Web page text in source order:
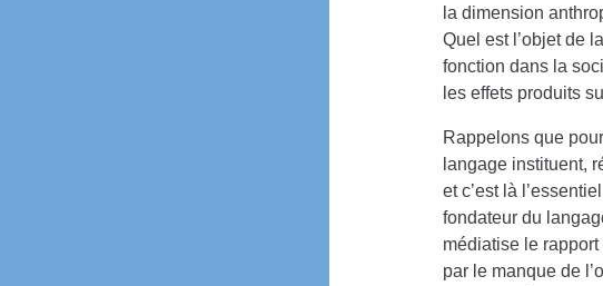
la dimension
Quel est l’objet de
fonction dans la
les effets produits
Rappelons que
langage instituent,
et c’est là
fondateur du
médiatise le
par le manque de